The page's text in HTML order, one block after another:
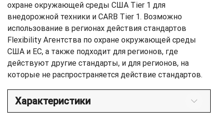
охране окружающей среды США Tier 1 для
внедорожной техники и CARB Tier 1. Возможно
использование в регионах действия стандартов
Flexibility Агентства по охране окружающей среды
США и ЕС, а также подходит для регионов, где
действуют другие стандарты, и для регионов, на
которые не распространяется действие стандартов.
Характеристики